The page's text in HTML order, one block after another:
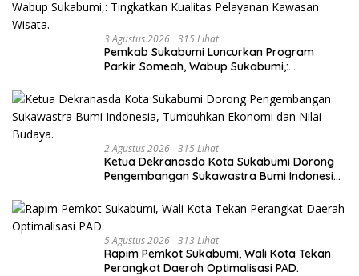
3 Agustus 2026 315 Lihat
Pemkab Sukabumi Luncurkan Program
Parkir Someah, Wabup Sukabumi,:
Wisata.
2 Agustus 2026 315 Lihat
Ketua Dekranasda Kota Sukabumi Dorong
Pengembangan Sukawastra Bumi Indonesia,
5 Agustus 2026 313 Lihat
Rapim Pemkot Sukabumi, Wali Kota Tekan
Perangkat Daerah Optimalisasi PAD.